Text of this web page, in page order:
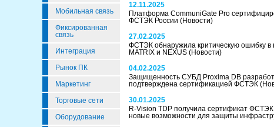
Мобильная связь
Фиксированная
связь
Интеграция
Рынок ПК
Маркетинг
Торговые сети
Оборудование
12.11.2025
Платформа CommuniGate Pro
ФСТЭК России (Новости)
27.02.2025
ФСТЭК обнаружила критическую ошибку в
MATRIX и NEXUS (Новости)
04.02.2025
Защищенность СУБД Proxima DB
подтверждена сертификацией ФСТЭК
30.01.2025
R-Vision TDP получила сертификат
новые возможности для защиты